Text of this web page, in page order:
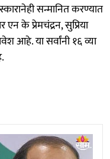
सन्मानित करण्यात
एन के प्रेमचंद्रन, सुप्रिया
आहे. या सर्वांनी १६ व्या